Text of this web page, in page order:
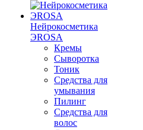
Нейрокосметика
ЭROSA
Кремы
Сыворотка
Тоник
Средства для
умывания
Пилинг
Средства для
волос